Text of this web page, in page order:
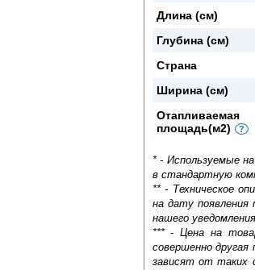
Длина (см)
Глубина (см)
Страна
Ширина (см)
Отапливаемая
площадь(м2)
?
* - Используемые
в стандартную
** - Техническое
на дату
нашего
*** - Цена на
совершенно
зависят от таких